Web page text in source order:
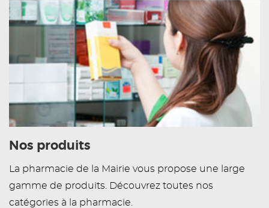
Nos produits
La pharmacie de la Mairie vous propose une large
gamme de produits. Découvrez toutes nos
catégories à la pharmacie.